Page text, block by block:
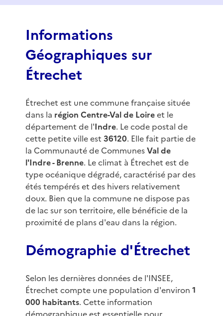
f
Informations
Géographiques sur
Étrechet
Étrechet est une commune française située
dans la région Centre-Val de Loireet le
département de l'Indre. Le code postal de
cette petite ville est 36120. Elle fait partie de
la Communauté de CommunesVal de
l'Indre - Brenne. Le climat à Étrechet est de
type océanique dégradé, caractérisé par des
étés tempérés et des hivers relativement
doux. Bien que la commune ne dispose pas
de lac sur son territoire, elle bénéficie de la
proximité de plans d'eau dans la région.
Démographie d'Étrechet
Selon les dernières données de l'INSEE,
Étrechet compte une population d'environ 1
000 habitants. Cette information